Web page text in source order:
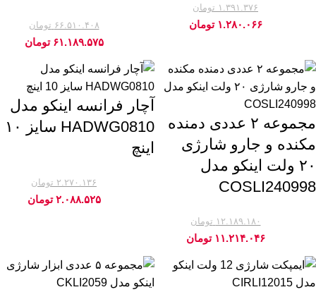
کاتر اینکو (9)
چکش مهندسی اینکو (8)
اره باغبانی اینکو (7)
پیچ گوشتی چهارسو اینکو (7)
قیچی شاخه زن اینکو (7)
مته الماسه اینکو (7)
۱.۳۹۱.۳۷۶ تومان
۱.۲۸۰.۰۶۶ تومان ۶۶.۵۱۰.۴۰۸ تومان
۶۱.۱۸۹.۵۷۵ تومان
مجموعه ۲ عددی دمنده
مکنده و جارو شارژی
۲۰ ولت اینکو مدل
COSLI240998
۱۲.۱۸۹.۱۸۰ تومان
۱۱.۲۱۴.۰۴۶ تومان
آچار فرانسه اینکو مدل
HADWG0810 سایز ۱۰
اینچ
۲.۲۷۰.۱۳۶ تومان
۲.۰۸۸.۵۲۵ تومان